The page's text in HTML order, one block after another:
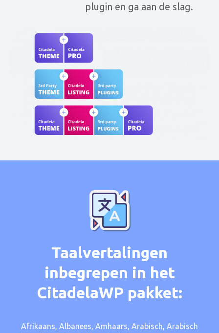
plugin en ga aan de slag.
Taalvertalingen
inbegrepen in het
CitadelaWP pakket:
Afrikaans, Albanees, Amhaars, Arabisch, Arabisch